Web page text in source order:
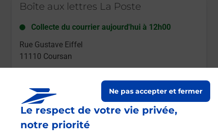
Le respect de votre vie privée,
notre priorité
Ne pas accepter et fermer
Boîte aux lettres La Poste
Collecte du courrier aujourd'hui à 12h00
Rue Gustave Eiffel
11110 Coursan
Boîte aux lettres La Poste
Le lien s'ouvre dans un nouvel onglet